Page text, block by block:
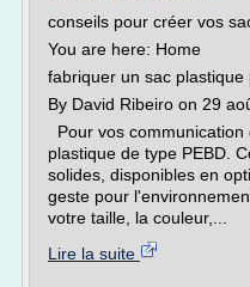
conseils pour créer vos
You are here: Home
fabriquer un sac plastique
By David Ribeiro on 29
Pour vos
plastique de type PEBD.
solides, disponibles en
geste pour
votre taille, la couleur,...
Lire la suite